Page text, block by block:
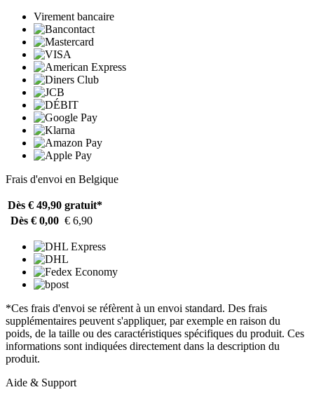
Virement bancaire
Frais d'envoi en Belgique
Dès € 49,90 gratuit*
Dès € 0,00 € 6,90
*Ces frais d'envoi se réfèrent à un envoi standard. Des frais
supplémentaires peuvent s'appliquer, par exemple en raison du
poids, de la taille ou des caractéristiques spécifiques du produit. Ces
informations sont indiquées directement dans la description du
produit.
Aide & Support